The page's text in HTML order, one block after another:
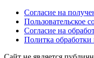
Согласие на
Пользовательское
Согласие на
Политка